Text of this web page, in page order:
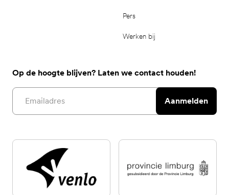
Pers
Werken bij
Op de hoogte blijven? Laten we contact houden!
Email address
Aanmelden